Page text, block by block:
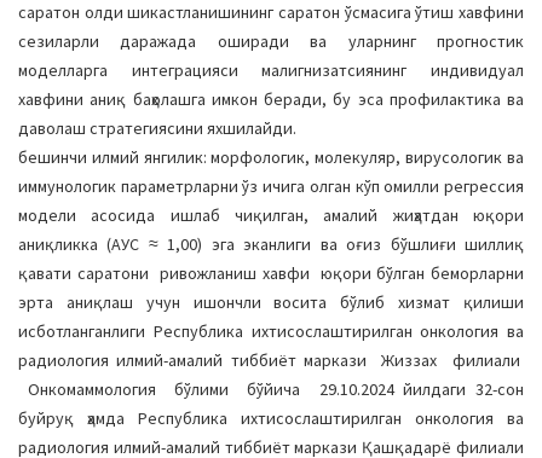
саратон олди шикастланишининг саратон ўсмасига ўтиш хавфини
сезиларли даражада оширади ва уларнинг прогностик
моделларга интеграцияси малигнизатсиянинг индивидуал
хавфини аниқ баҳолашга имкон беради, бу эса профилактика ва
даволаш стратегиясини яхшилайди.
бешинчи илмий янгилик: морфологик, молекуляр, вирусологик ва
иммунологик параметрларни ўз ичига олган кўп омилли регрессия
модели асосида ишлаб чиқилган, амалий жиҳатдан юқори
аниқликка (АУC ≈ 1,00) эга эканлиги ва оғиз бўшлиғи шиллиқ
қавати саратони ривожланиш хавфи юқори бўлган беморларни
эрта аниқлаш учун ишончли восита бўлиб хизмат қилиши
исботланганлиги Республика ихтисослаштирилган онкология ва
радиология илмий-амалий тиббиёт маркази Жиззах филиали
Онкомаммология бўлими бўйича 29.10.2024 йилдаги 32-сон
буйруқ ҳамда Республика ихтисослаштирилган онкология ва
радиология илмий-амалий тиббиёт маркази Қашқадарё филиали